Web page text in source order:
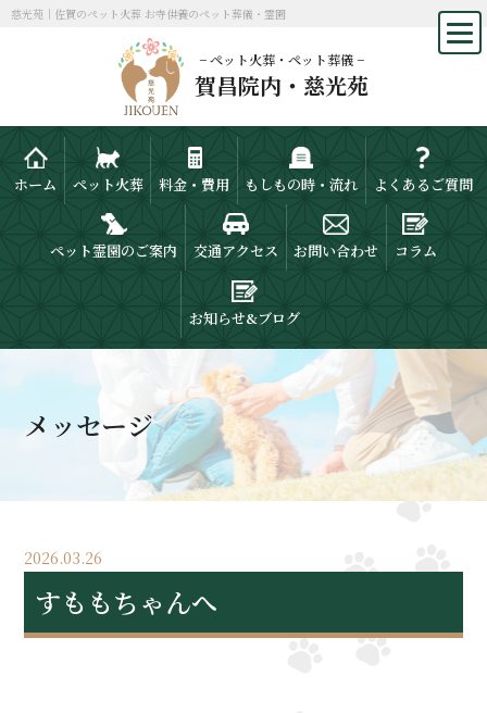
慈光苑｜佐賀のペット火葬 お寺供養のペット葬儀・霊園
− ペット火葬・ペット葬儀 −
賀昌院内・慈光苑
ホーム ペット火葬 料金・費用 もしもの時・流れ よくあるご質問
ペット霊園のご案内 交通アクセス お問い合わせ コラム
お知らせ&ブログ
メッセージ
2026.03.26
すももちゃんへ